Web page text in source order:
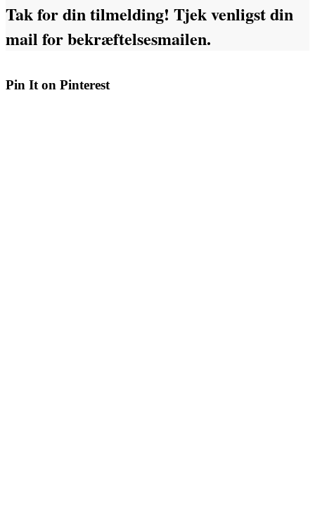
Tak for din tilmelding! Tjek venligst din
mail for bekræftelsesmailen.
Pin It on Pinterest